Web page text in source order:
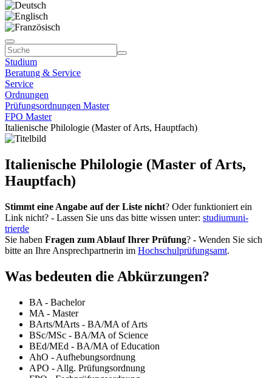
Studium
Beratung & Service
Service
Ordnungen
Prüfungsordnungen Master
FPO Master
Italienische Philologie (Master of Arts, Hauptfach)
Italienische Philologie (Master of Arts,
Hauptfach)
Stimmt eine Angabe auf der Liste nicht? Oder funktioniert ein
Link nicht? - Lassen Sie uns das bitte wissen unter: studiumuni-
trierde
Sie haben Fragen zum Ablauf Ihrer Prüfung? - Wenden Sie sich
bitte an Ihre Ansprechpartnerin im Hochschulprüfungsamt.
Was bedeuten die Abkürzungen?
BA - Bachelor
MA - Master
BArts/MArts - BA/MA of Arts
BSc/MSc - BA/MA of Science
BEd/MEd - BA/MA of Education
AhO - Aufhebungsordnung
APO - Allg. Prüfungsordnung